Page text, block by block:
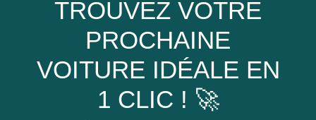
TROUVEZ VOTRE
PROCHAINE
VOITURE IDÉALE EN
1 CLIC ! 🚀